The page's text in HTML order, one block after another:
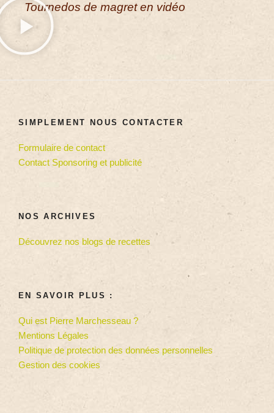
Tournedos de magret en vidéo
SIMPLEMENT NOUS CONTACTER
Formulaire de contact
Contact Sponsoring et publicité
NOS ARCHIVES
Découvrez nos blogs de recettes
EN SAVOIR PLUS :
Qui est Pierre Marchesseau ?
Mentions Légales
Politique de protection des données personnelles
Gestion des cookies